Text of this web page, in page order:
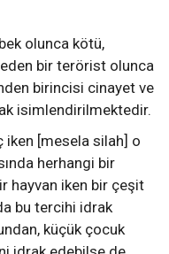
olunca kötü,
bir terörist olunca
birincisi cinayet ve
isimlendirilmektedir.
iken [mesela silah] o
herhangi bir
hayvan iken bir çeşit
bu tercihi idrak
küçük çocuk